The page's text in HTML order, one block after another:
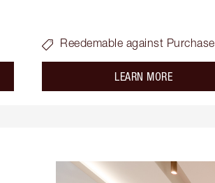
Reedemable against Purchase
LEARN MOREabout the